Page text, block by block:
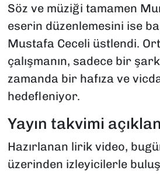
Söz ve müziği tamamen
eserin düzenlemesini ise
Mustafa Ceceli üstlendi.
çalışmanın, sadece bir
zamanda bir hafıza ve
hedefleniyor.
Yayın takvimi
Hazırlanan lirik video,
üzerinden izleyicilerle